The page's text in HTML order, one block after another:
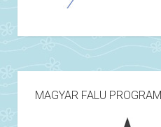
MAGYAR FALU PROGRAM